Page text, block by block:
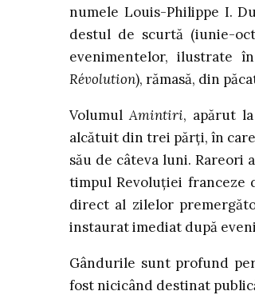
numele Louis-Philippe I.
destul de scurtă (iunie-
evenimentelor, ilustrate
Révolution), rămasă, din
VolumulAmintiri, apărut
alcătuit din trei părţi, în
său de câteva luni. Rareori
timpul Revoluţiei franceze
direct al zilelor
instaurat imediat după
Gândurile sunt profund
fost nicicând destinat